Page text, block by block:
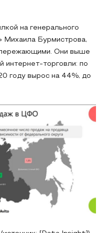
на генерального
Михаила Бурмистрова,
Они выше
интернет-торговли: по
году вырос на 44%, до